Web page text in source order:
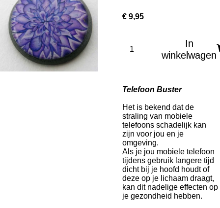
€ 9,95
In
winkelwagen
Telefoon Buster
Het is bekend dat de
straling van mobiele
telefoons schadelijk kan
zijn voor jou en je
omgeving.
Als je jou mobiele telefoon
tijdens gebruik langere tijd
dicht bij je hoofd houdt of
deze op je lichaam draagt,
kan dit nadelige effecten op
je gezondheid hebben.